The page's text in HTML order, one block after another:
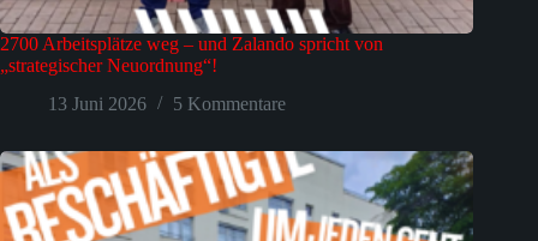
2700 Arbeitsplätze weg – und Zalando spricht von
„strategischer Neuordnung“!
13 Juni 2026
5 Kommentare